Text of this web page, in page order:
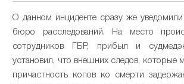
О данном инциденте сразу же уведомили
бюро расследований. На место
сотрудников ГБР, прибыл и
установил, что внешних следов, которые
причастность копов ко смерти